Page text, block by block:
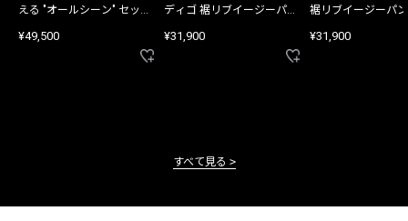
える "オールシーン" セット
¥49,500
ディゴ 裾リブイージーパン
¥31,900
裾リブイージーパ
¥31,900
すべて見る